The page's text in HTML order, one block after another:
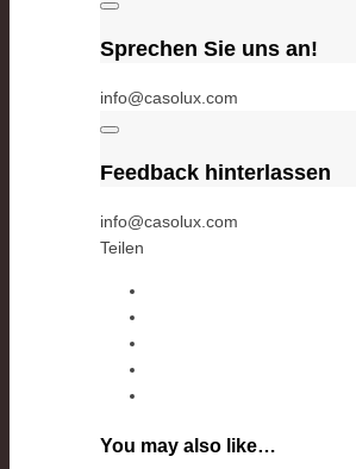
Sprechen Sie uns an!
info@casolux.com
Feedback hinterlassen
info@casolux.com
Teilen
You may also like…